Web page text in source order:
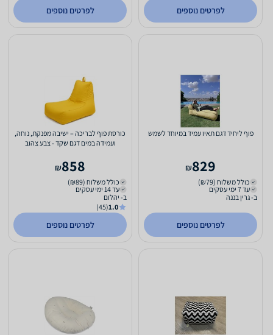
לפרטים נוספים לפרטים נוספים
פוף ליחיד דגם תאיו עמיד במיוחד לשמש
829
₪
כולל משלוח (₪79)
עד 7 ימי עסקים
ב- גרין בננה
לפרטים נוספים
כורסת פוף לבריכה – ישיבה מפנקת, נוחה,
ועמידה במים דגם שקד - צבע צהוב
858
₪
כולל משלוח (₪89)
עד 14 ימי עסקים
ב- יהלום
1.0
(45)
לפרטים נוספים